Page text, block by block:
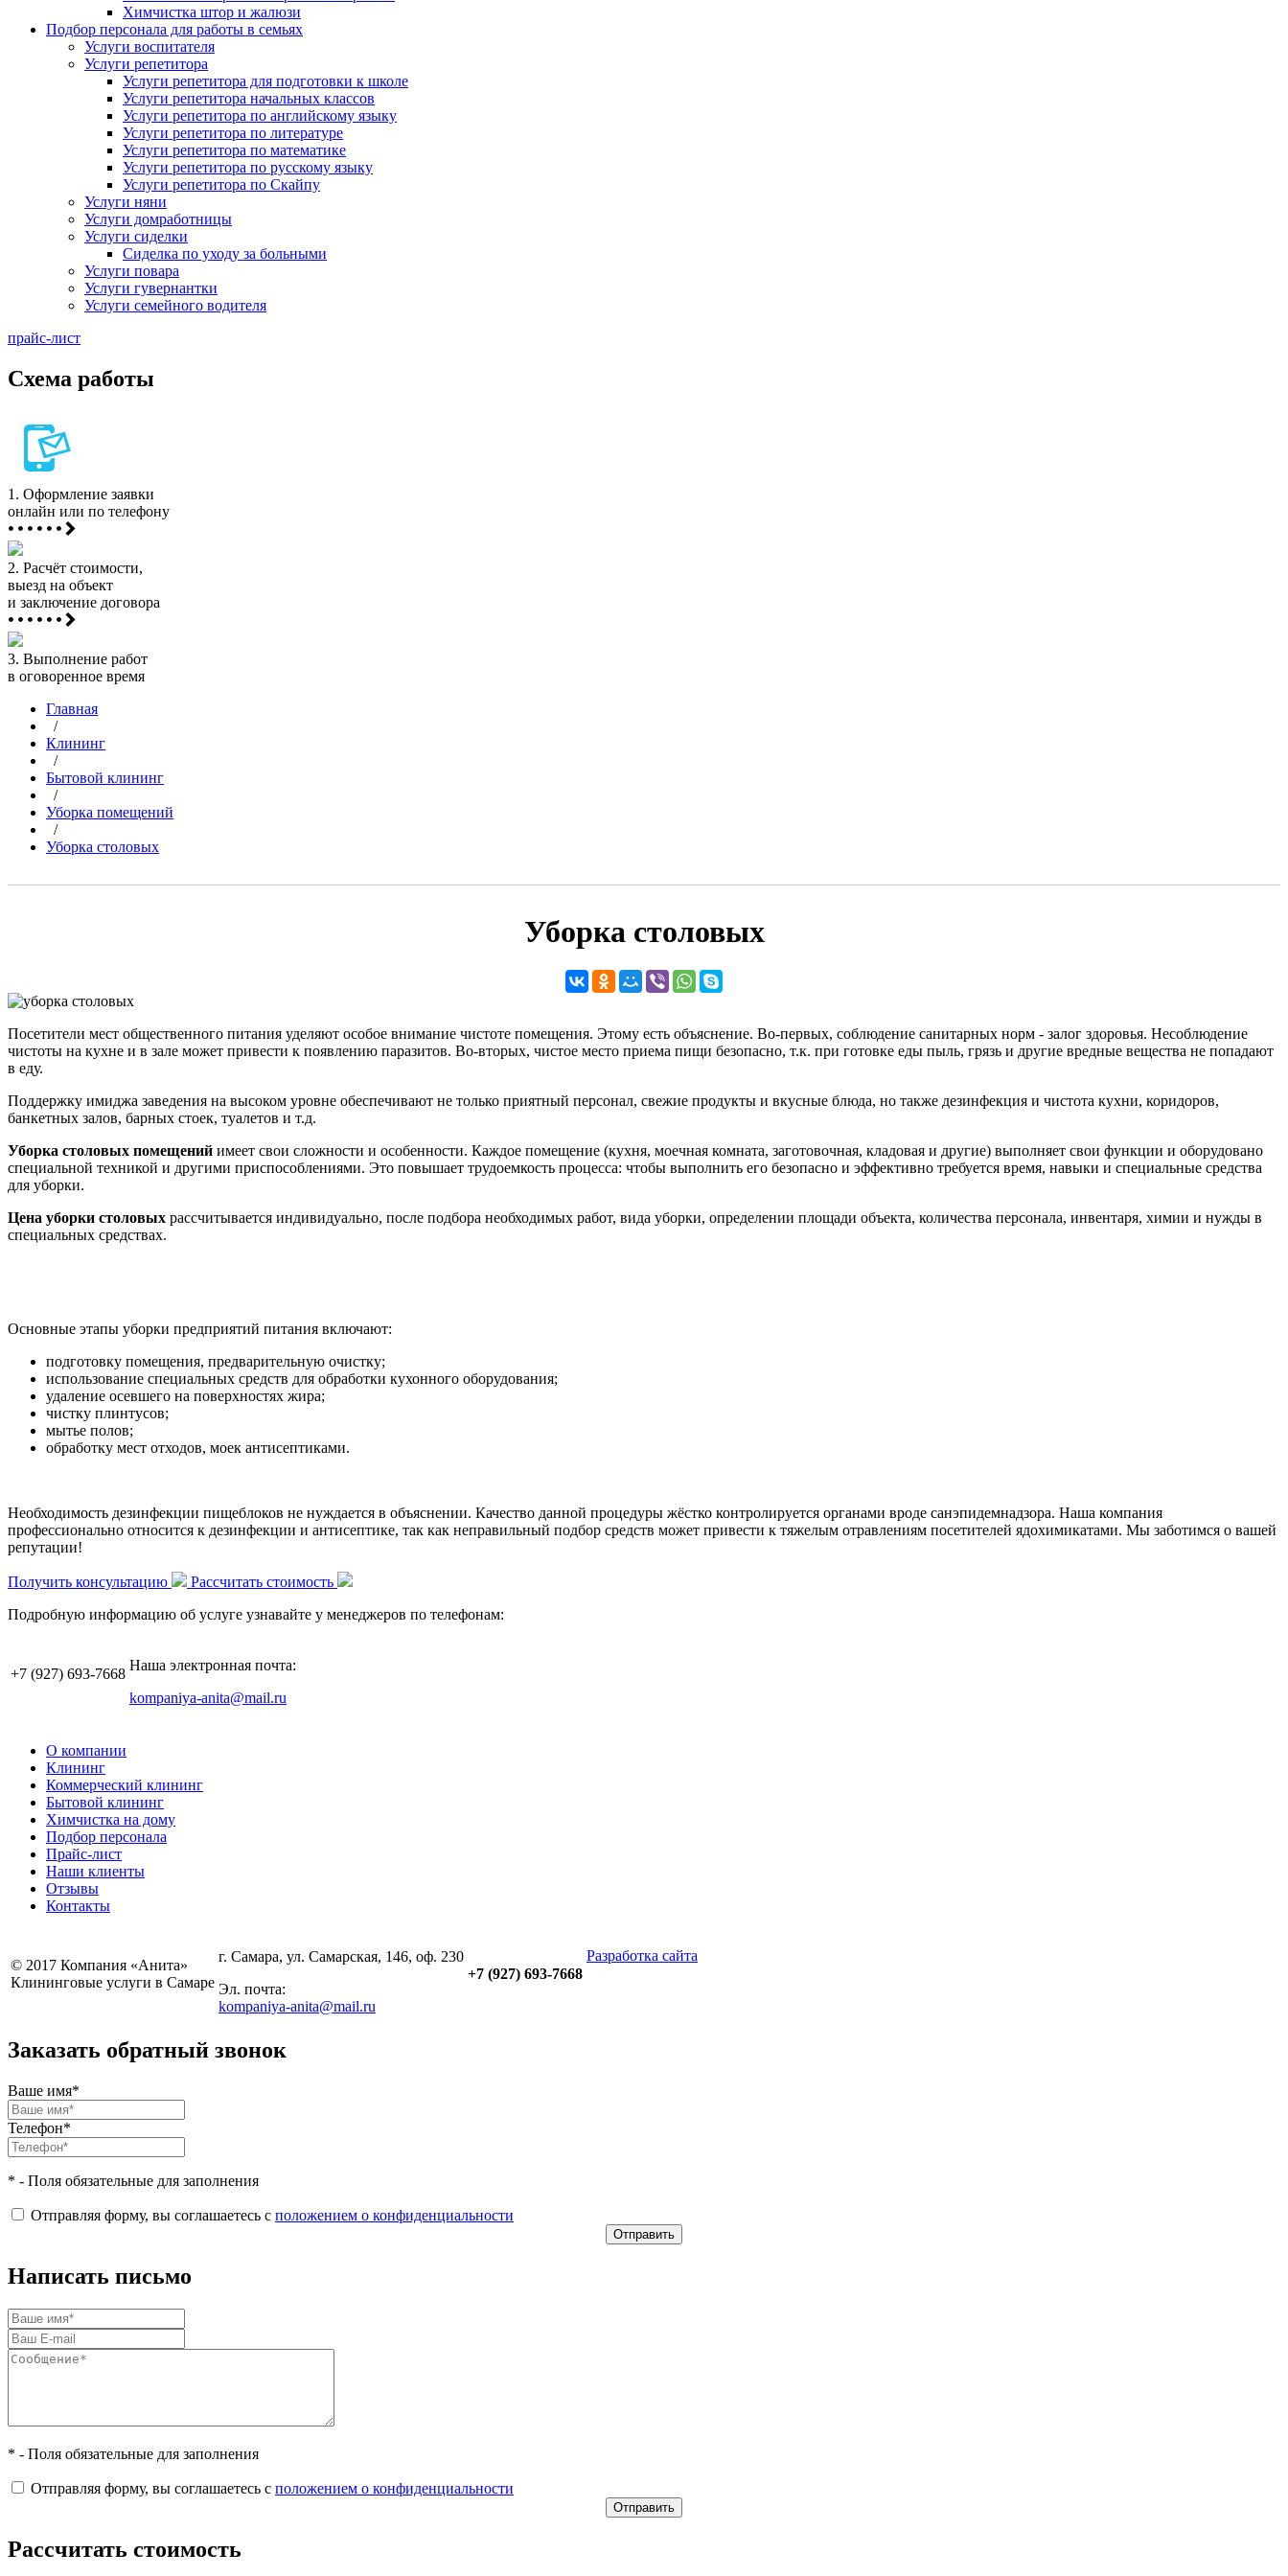
Химчистка штор и жалюзи
Подбор персонала для работы в семьях
Услуги воспитателя
Услуги репетитора
Услуги репетитора для подготовки к школе
Услуги репетитора начальных классов
Услуги репетитора по английскому языку
Услуги репетитора по литературе
Услуги репетитора по математике
Услуги репетитора по русскому языку
Услуги репетитора по Скайпу
Услуги няни
Услуги домработницы
Услуги сиделки
Сиделка по уходу за больными
Услуги повара
Услуги гувернантки
Услуги семейного водителя
прайс-лист
Схема работы
1. Оформление заявки
онлайн или по телефону
2. Расчёт стоимости,
выезд на объект
и заключение договора
3. Выполнение работ
в оговоренное время
Главная
/
Клининг
/
Бытовой клининг
/
Уборка помещений
/
Уборка столовых
Уборка столовых
Посетители мест общественного питания уделяют особое внимание чистоте помещения. Этому есть объяснение. Во-первых, соблюдение санитарных норм - залог здоровья. Несоблюдение
чистоты на кухне и в зале может привести к появлению паразитов. Во-вторых, чистое место приема пищи безопасно, т.к. при готовке еды пыль, грязь и другие вредные вещества не попадают
в еду.
Поддержку имиджа заведения на высоком уровне обеспечивают не только приятный персонал, свежие продукты и вкусные блюда, но также дезинфекция и чистота кухни, коридоров,
банкетных залов, барных стоек, туалетов и т.д.
Уборка столовых помещений имеет свои сложности и особенности. Каждое помещение (кухня, моечная комната, заготовочная, кладовая и другие) выполняет свои функции и оборудовано
специальной техникой и другими приспособлениями. Это повышает трудоемкость процесса: чтобы выполнить его безопасно и эффективно требуется время, навыки и специальные средства
для уборки.
Цена уборки столовых рассчитывается индивидуально, после подбора необходимых работ, вида уборки, определении площади объекта, количества персонала, инвентаря, химии и нужды в
специальных средствах.
Основные этапы уборки предприятий питания включают:
подготовку помещения, предварительную очистку;
использование специальных средств для обработки кухонного оборудования;
удаление осевшего на поверхностях жира;
чистку плинтусов;
мытье полов;
обработку мест отходов, моек антисептиками.
Необходимость дезинфекции пищеблоков не нуждается в объяснении. Качество данной процедуры жёстко контролируется органами вроде санэпидемнадзора. Наша компания
профессионально относится к дезинфекции и антисептике, так как неправильный подбор средств может привести к тяжелым отравлениям посетителей ядохимикатами. Мы заботимся о вашей
репутации!
Получить консультацию
Рассчитать стоимость
Подробную информацию об услуге узнавайте у менеджеров по телефонам:
+7 (927) 693-7668
Наша электронная почта:
kompaniya-anita@mail.ru
О компании
Клининг
Коммерческий клининг
Бытовой клининг
Химчистка на дому
Подбор персонала
Прайс-лист
Наши клиенты
Отзывы
Контакты
© 2017 Компания «Анита»
Клининговые услуги в Самаре
г. Самара, ул. Самарская, 146, оф. 230
Эл. почта:
kompaniya-anita@mail.ru
+7 (927) 693-7668
Разработка сайта
Заказать обратный звонок
Ваше имя*
Телефон*
* - Поля обязательные для заполнения
Отправляя форму, вы соглашаетесь с положением о конфиденциальности
Написать письмо
* - Поля обязательные для заполнения
Отправляя форму, вы соглашаетесь с положением о конфиденциальности
Рассчитать стоимость